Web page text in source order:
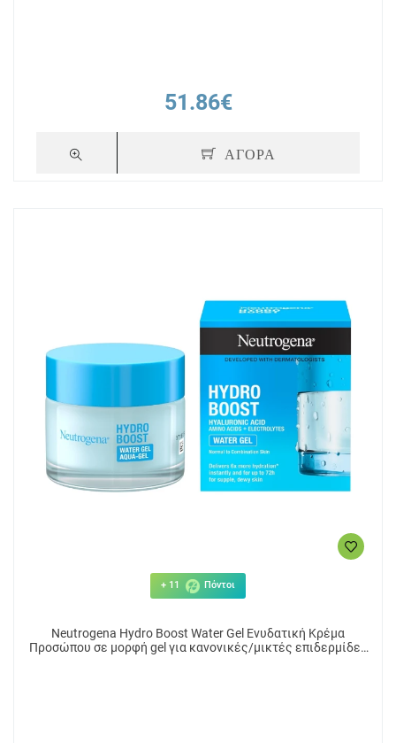
51.86€
ΑΓΟΡΑ
+ 11 Πόντοι
Neutrogena Hydro Boost Water Gel Ενυδατική Κρέμα
Προσώπου σε μορφή gel για κανονικές/μικτές επιδερμίδες